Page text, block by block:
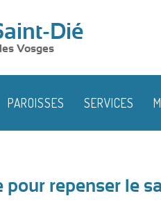
Dié
Vosges
PAROISSES SERVICES
repenser le